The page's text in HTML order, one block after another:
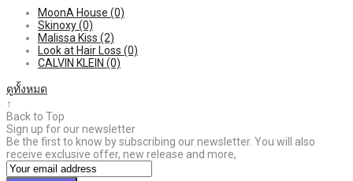
MoonA House (0)
Skinoxy(0)
Malissa Kiss (2)
Look at Hair Loss (0)
CALVIN KLEIN (0)
ดูทั้งหมด
↑
Back to Top
Sign up for our newsletter
Be the first to know by subscribing our newsletter. You will also
receive exclusive offer, new release and more,